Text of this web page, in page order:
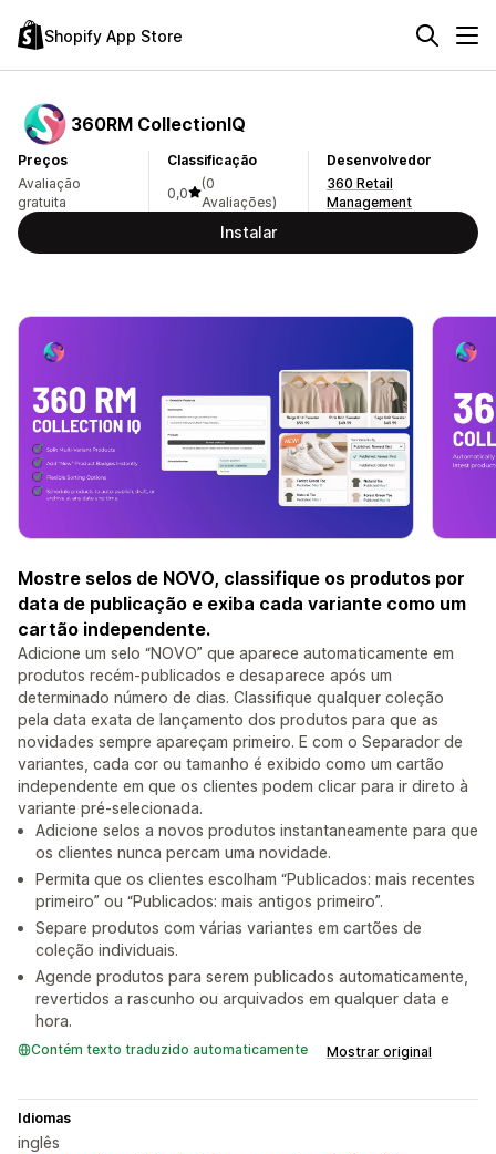
Shopify App Store
360RM CollectionIQ
Preços
Avaliação
gratuita
Classificação
0,0
(0
Avaliações)
Desenvolvedor
360 Retail
Management
Instalar
Mostre selos de NOVO, classifique os produtos por
data de publicação e exiba cada variante como um
cartão independente.
Adicione um selo “NOVO” que aparece automaticamente em
produtos recém-publicados e desaparece após um
determinado número de dias. Classifique qualquer coleção
pela data exata de lançamento dos produtos para que as
novidades sempre apareçam primeiro. E com o Separador de
variantes, cada cor ou tamanho é exibido como um cartão
independente em que os clientes podem clicar para ir direto à
variante pré-selecionada.
Adicione selos a novos produtos instantaneamente para que
os clientes nunca percam uma novidade.
Permita que os clientes escolham “Publicados: mais recentes
primeiro” ou “Publicados: mais antigos primeiro”.
Separe produtos com várias variantes em cartões de
coleção individuais.
Agende produtos para serem publicados automaticamente,
revertidos a rascunho ou arquivados em qualquer data e
hora.
Contém texto traduzido automaticamente Mostrar original
Idiomas
inglês